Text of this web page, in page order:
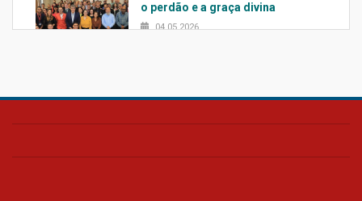
o perdão e a graça divina
04.05.2026
Confira como foi o culto mensal